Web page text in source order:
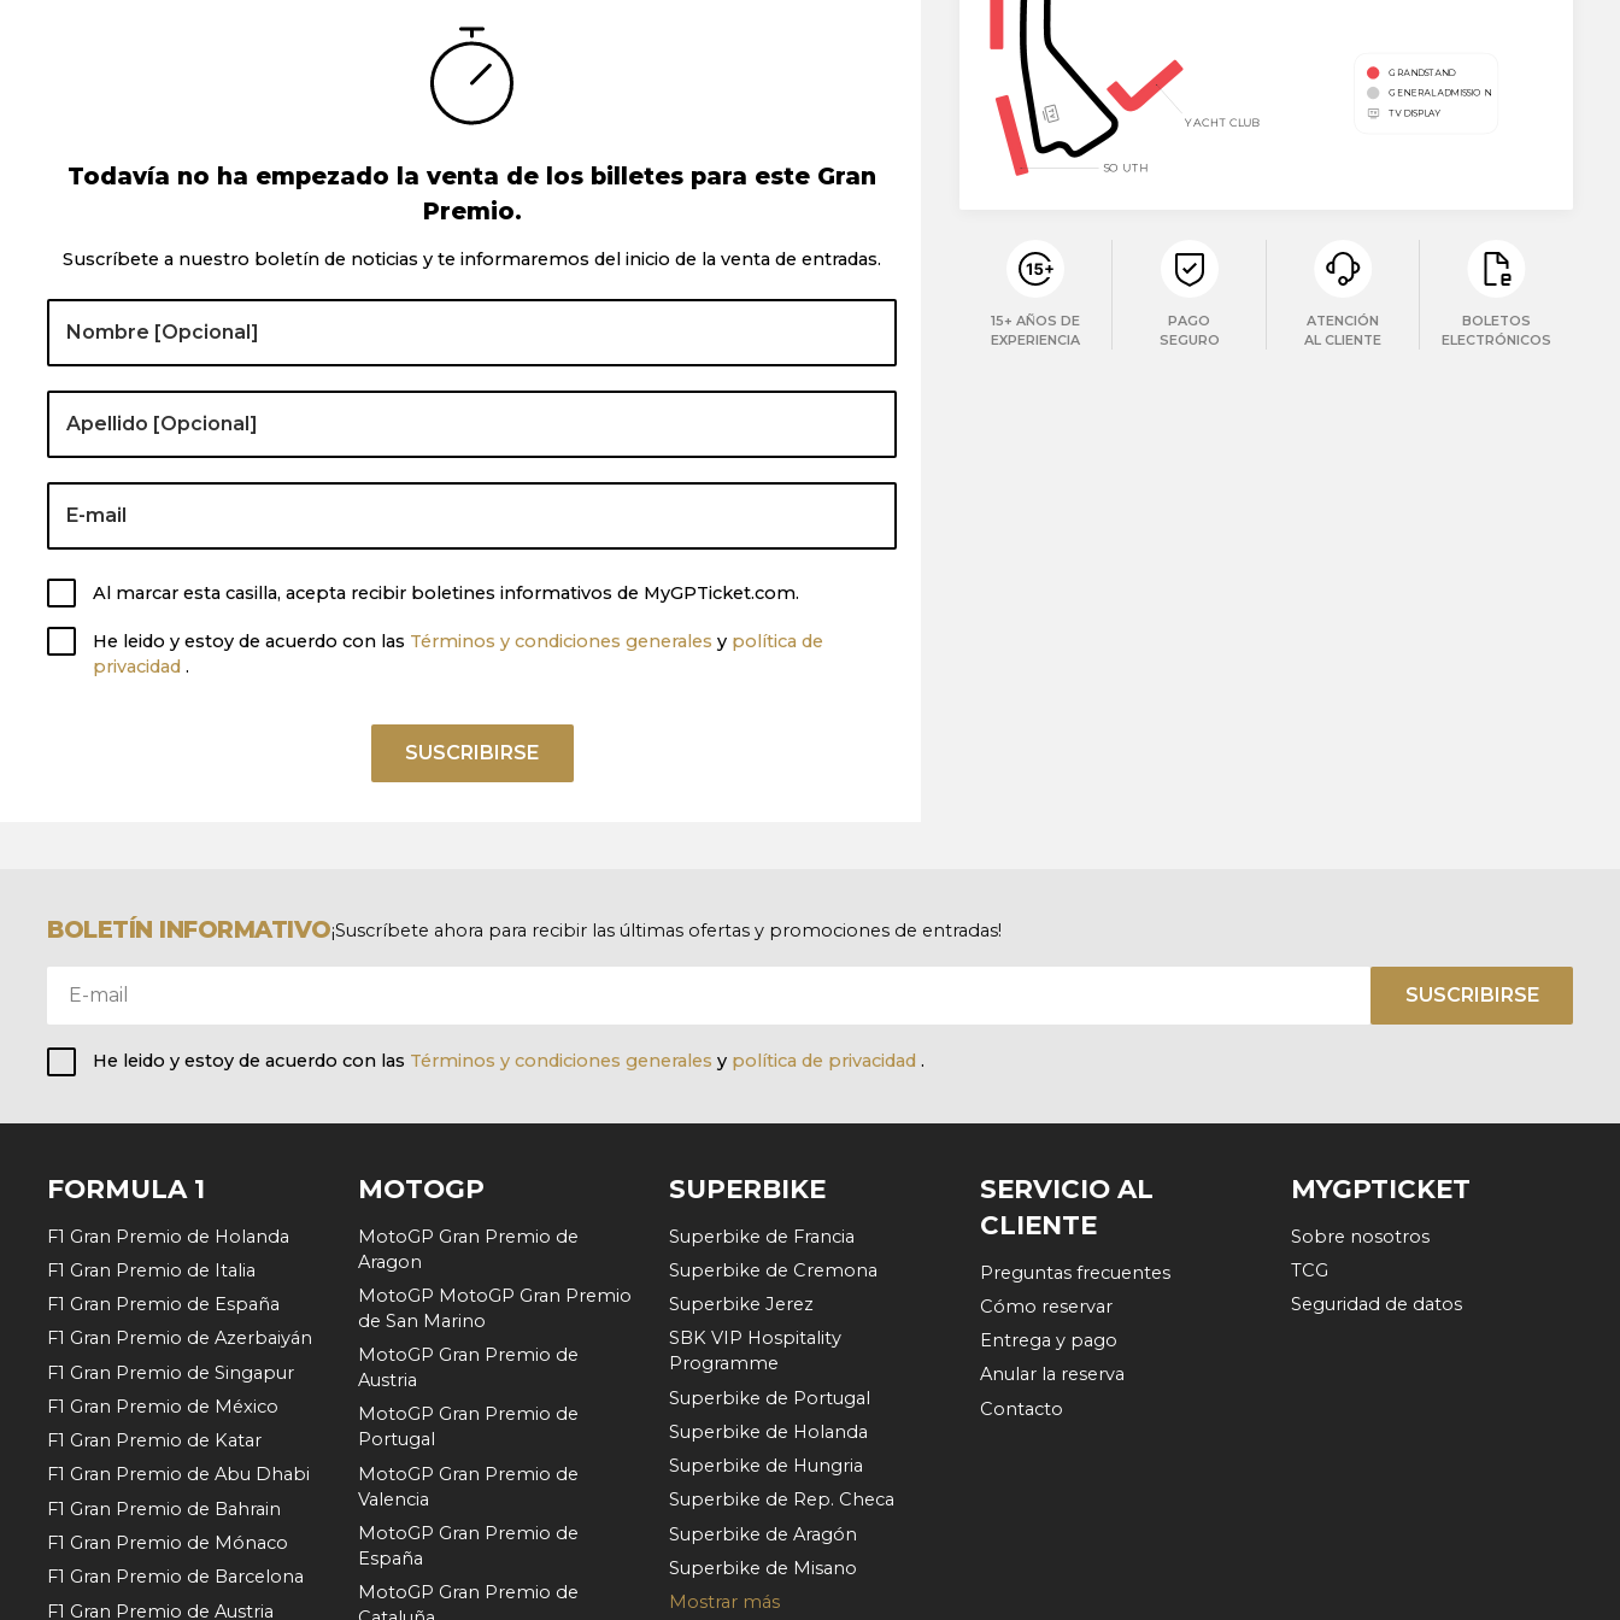
Todavía no ha empezado la venta de los billetes para este Gran
Premio.
Suscríbete a nuestro boletín de noticias y te informaremos del inicio de la venta de entradas.
Al marcar esta casilla, acepta recibir boletines informativos de MyGPTicket.com.
He leido y estoy de acuerdo con las Términos y condiciones generales y política de
privacidad .
SUSCRIBIRSE
15+ AÑOS DE
EXPERIENCIA
PAGO
SEGURO
ATENCIÓN
AL CLIENTE
BOLETOS
ELECTRÓNICOS
BOLETÍN INFORMATIVO¡Suscríbete ahora para recibir las últimas ofertas y promociones de entradas!
SUSCRIBIRSE
He leido y estoy de acuerdo con las Términos y condiciones generales y política de privacidad .
FORMULA 1
F1 Gran Premio de Holanda
F1 Gran Premio de Italia
F1 Gran Premio de España
F1 Gran Premio de Azerbaiyán
F1 Gran Premio de Singapur
F1 Gran Premio de México
F1 Gran Premio de Katar
F1 Gran Premio de Abu Dhabi
F1 Gran Premio de Bahrain
F1 Gran Premio de Mónaco
F1 Gran Premio de Barcelona
F1 Gran Premio de Austria
MOTOGP
MotoGP Gran Premio de
Aragon
MotoGP MotoGP Gran Premio
de San Marino
MotoGP Gran Premio de
Austria
MotoGP Gran Premio de
Portugal
MotoGP Gran Premio de
Valencia
MotoGP Gran Premio de
España
MotoGP Gran Premio de
SUPERBIKE
Superbike de Francia
Superbike de Cremona
Superbike Jerez
SBK VIP Hospitality
Programme
Superbike de Portugal
Superbike de Holanda
Superbike de Hungria
Superbike de Rep. Checa
Superbike de Aragón
Superbike de Misano
Mostrar más
SERVICIO AL
CLIENTE
Preguntas frecuentes
Cómo reservar
Entrega y pago
Anular la reserva
Contacto
MYGPTICKET
Sobre nosotros
TCG
Seguridad de datos